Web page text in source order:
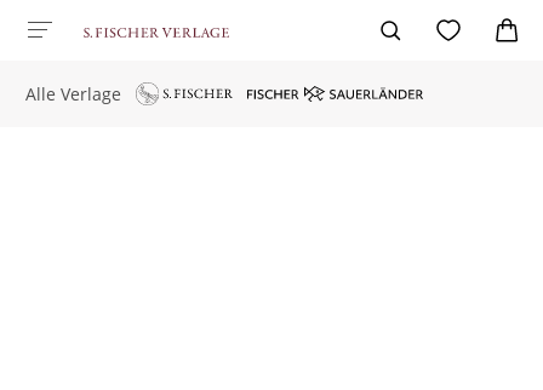
Alle Verlage